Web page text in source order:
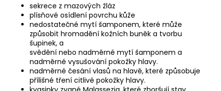
sekrece z mazových žláz
plísňové osídlení povrchu kůže
nedostatečné mytí šamponem, které může
způsobit hromadění kožních buněk a tvorbu
šupinek, a
svědění nebo nadměrné mytí šamponem a
nadměrné vysušování pokožky hlavy.
nadměrné česání vlasů na hlavě, které způsobuje
přílišné tření citlivé pokožky hlavy.